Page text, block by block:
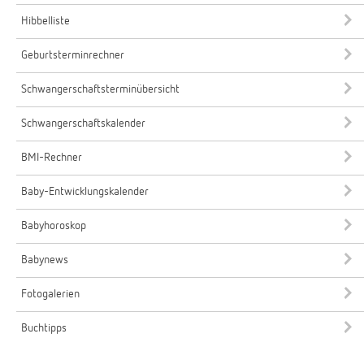
Hibbelliste
Geburtsterminrechner
Schwangerschaftsterminübersicht
Schwangerschaftskalender
BMI-Rechner
Baby-Entwicklungskalender
Babyhoroskop
Babynews
Fotogalerien
Buchtipps